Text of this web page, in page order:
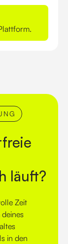
läuft?
Zeit
in den